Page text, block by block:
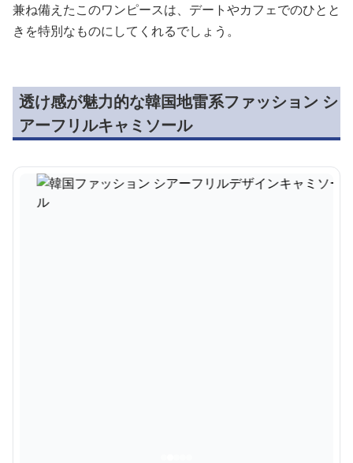
兼ね備えたこのワンピースは、デートやカフェでのひとと
きを特別なものにしてくれるでしょう。
透け感が魅力的な韓国地雷系ファッション シ
アーフリルキャミソール